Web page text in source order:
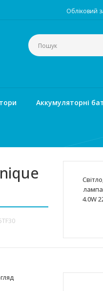
Обліковий
Аккумуляторні
лампа
4.0W